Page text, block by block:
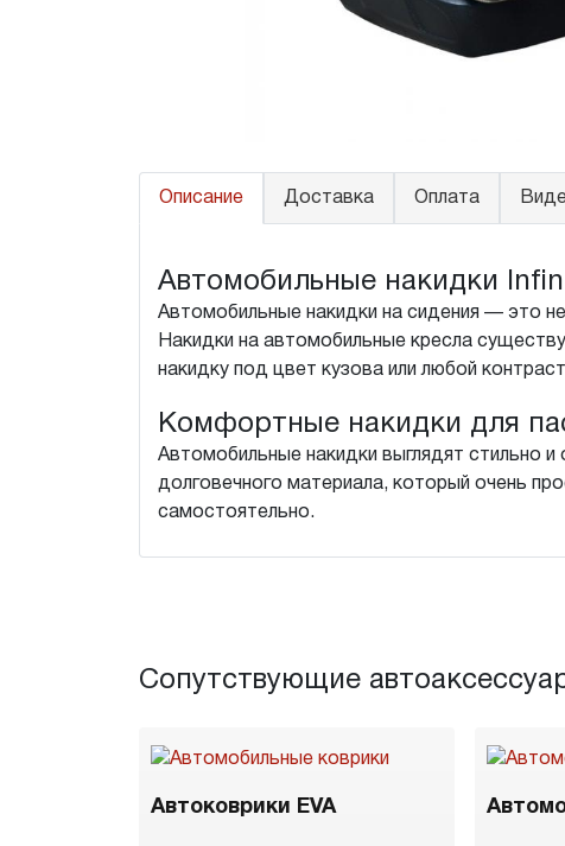
Описание Доставка Оплата
Автомобильные накидки
Автомобильные накидки на сидения — это
Накидки на автомобильные кресла
накидку под цвет кузова или любой
Комфортные накидки для
Автомобильные накидки выглядят стильно
долговечного материала, который очень
самостоятельно.
Сопутствующие
Автоковрики EVA